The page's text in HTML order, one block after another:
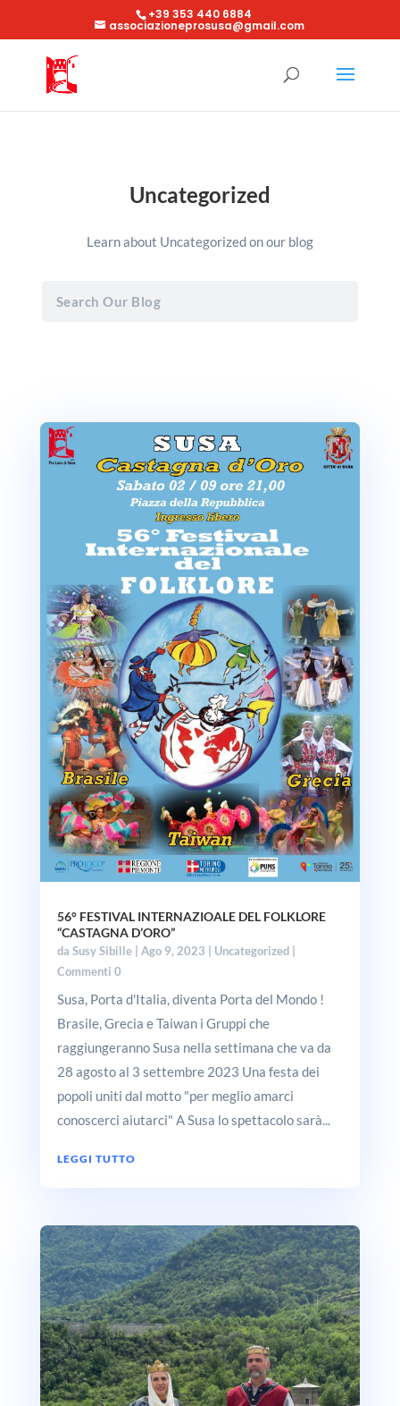
+39 353 440 6884
associazioneprosusa@gmail.com
Uncategorized
Learn about Uncategorized on our blog
56° FESTIVAL INTERNAZIOALE DEL FOLKLORE
“CASTAGNA D’ORO”
da Susy Sibille| Ago 9, 2023 Uncategorized|
Commenti 0
Susa, Porta d'Italia, diventa Porta del Mondo !
Brasile, Grecia e Taiwan i Gruppi che
raggiungeranno Susa nella settimana che va da
28 agosto al 3 settembre 2023 Una festa dei
popoli uniti dal motto "per meglio amarci
conoscerci aiutarci" A Susa lo spettacolo sarà...
LEGGI TUTTO